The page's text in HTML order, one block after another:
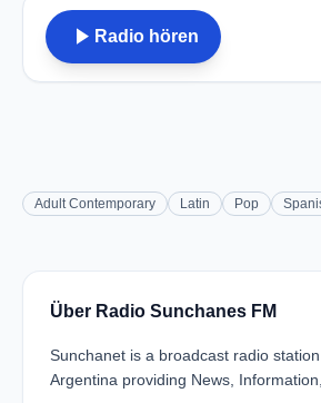
play_arrow Radio hören
Adult Contemporary Latin Pop
Über Radio Sunchanes FM
Sunchanet is a broadcast radio
Argentina providing News,